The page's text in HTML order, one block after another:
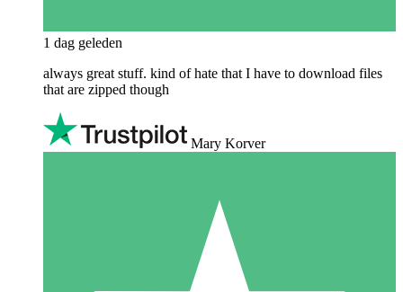
1 dag geleden
always great stuff. kind of hate that I have to download files
that are zipped though
Mary Korver